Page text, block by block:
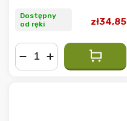
Dostępny
od ręki
zł34,85